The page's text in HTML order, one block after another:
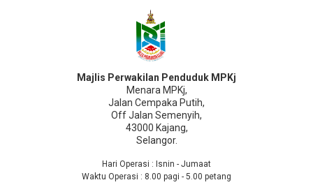
Majlis Perwakilan Penduduk MPKj
Menara MPKj,
Jalan Cempaka Putih,
Off Jalan Semenyih,
43000 Kajang,
Selangor.
Hari Operasi : Isnin - Jumaat
Waktu Operasi : 8.00 pagi - 5.00 petang